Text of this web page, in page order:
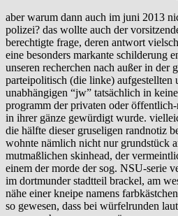
aber warum dann auch im juni 2013
polizei? das wollte auch der
berechtigte frage, deren antwort
eine besonders markante schilderung
unseren recherchen nach außer in der
parteipolitisch (die linke)
unabhängigen “jw” tatsächlich in
programm der privaten oder
in ihrer gänze gewürdigt wurde.
die hälfte dieser gruseligen randnotiz
wohnte nämlich nicht nur grundstück
mutmaßlichen skinhead, der
einem der morde der sog. NSU-serie
im dortmunder stadtteil brackel, am
nähe einer kneipe namens
so gewesen, dass bei würfelrunden